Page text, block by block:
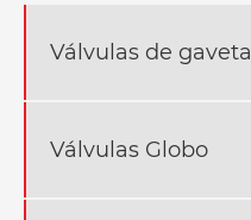
Válvulas de gaveta
Válvulas Globo